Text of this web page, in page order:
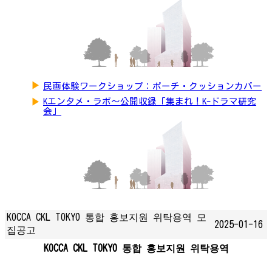
▶ 民画体験ワークショップ：ポーチ・クッションカバー
▶ Kエンタメ・ラボ～公開収録「集まれ！K-ドラマ研究
会」
KOCCA CKL TOKYO 통합 홍보지원 위탁용역 모
집공고
2025-01-16
KOCCA CKL TOKYO 통합 홍보지원 위탁용역